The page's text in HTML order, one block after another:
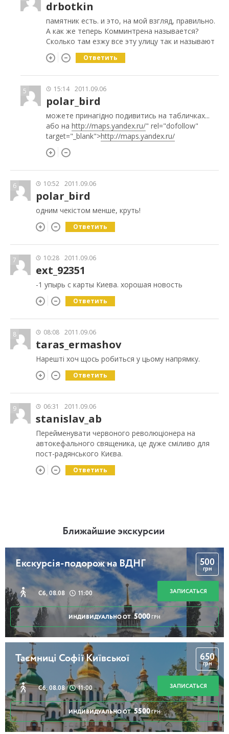
drbotkin
памятник есть. и это, на мой взгляд, правильно.
А как же теперь Комминтрена называется?
Сколько там езжу все эту улицу так и называют
Ответить
5 15:14 2011.09.06
polar_bird
можете принагідно подивитись на табличках...
або на http://maps.yandex.ru/" rel="dofollow"
target="_blank">http://maps.yandex.ru/
6 10:52 2011.09.06
polar_bird
одним чекістом менше, круть!
Ответить
7 10:28 2011.09.06
ext_92351
-1 упырь с карты Киева. хорошая новость
Ответить
8 08:08 2011.09.06
taras_ermashov
Нарешті хоч щось робиться у цьому напрямку.
Ответить
9 06:31 2011.09.06
stanislav_ab
Перейменувати червоного революціонера на
автокефального священика, це дуже сміливо для
пост-радянського Києва.
Ответить
Ближайшие экскурсии
Екскурсія-подорож на ВДНГ
Сб, 08.08 11:00
500
грн
ЗАПИСАТЬСЯ
ИНДИВИДУАЛЬНО ОТ 5000 ГРН
Таємниці Софії Київської
Сб, 08.08 11:00
650
грн
ЗАПИСАТЬСЯ
ИНДИВИДУАЛЬНО ОТ 5500 ГРН